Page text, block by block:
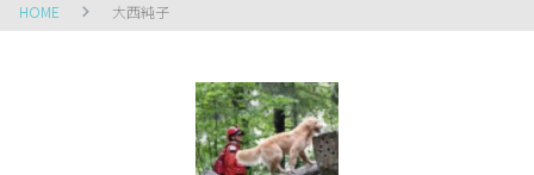
HOME 大西純子